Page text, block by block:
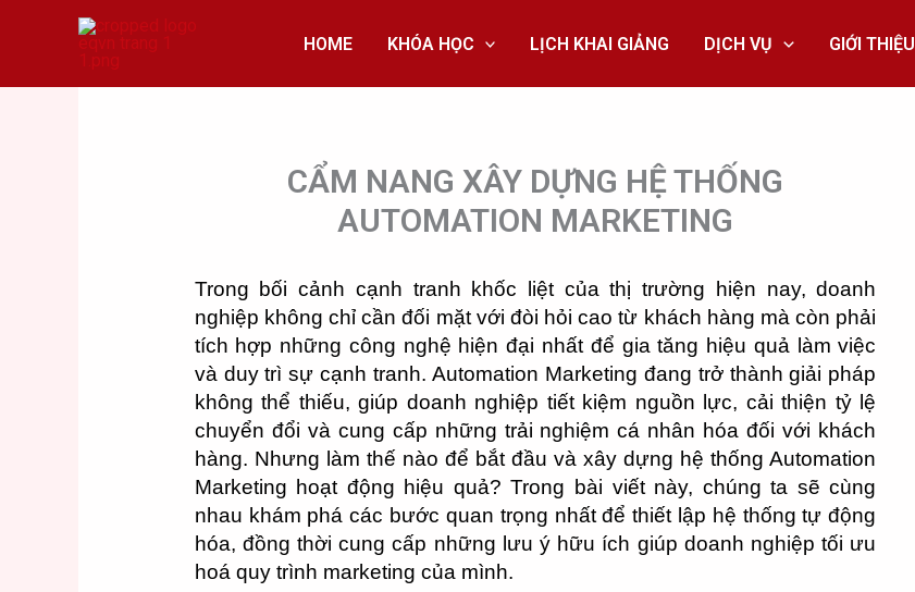
HOME KHÓA HỌC LỊCH KHAI GIẢNG DỊCH VỤ GIỚI THIỆU
CẨM NANG XÂY DỰNG HỆ THỐNG
AUTOMATION MARKETING
Trong bối cảnh cạnh tranh khốc liệt của thị trường hiện nay, doanh
nghiệp không chỉ cần đối mặt với đòi hỏi cao từ khách hàng mà còn phải
tích hợp những công nghệ hiện đại nhất để gia tăng hiệu quả làm việc
và duy trì sự cạnh tranh. Automation Marketing đang trở thành giải pháp
không thể thiếu, giúp doanh nghiệp tiết kiệm nguồn lực, cải thiện tỷ lệ
chuyển đổi và cung cấp những trải nghiệm cá nhân hóa đối với khách
hàng. Nhưng làm thế nào để bắt đầu và xây dựng hệ thống Automation
Marketing hoạt động hiệu quả? Trong bài viết này, chúng ta sẽ cùng
nhau khám phá các bước quan trọng nhất để thiết lập hệ thống tự động
hóa, đồng thời cung cấp những lưu ý hữu ích giúp doanh nghiệp tối ưu
hoá quy trình marketing của mình.